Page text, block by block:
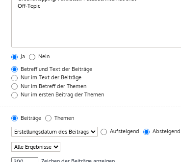
Ja
Nein
Betreff und Text der Beiträge
Nur im Text der Beiträge
Nur im Betreff der Themen
Nur im ersten Beitrag der Themen
Beiträge
Themen
Aufsteigend Absteigend